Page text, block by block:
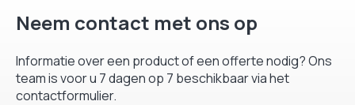
Neem contact met ons op
Informatie over een product of een offerte nodig? Ons
team is voor u 7 dagen op 7 beschikbaar via het
contactformulier.